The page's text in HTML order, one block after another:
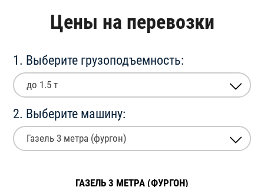
Цены на перевозки
1. Выберите грузоподъемность:
до 1.5 т
2. Выберите машину:
Газель 3 метра (фургон)
ГАЗЕЛЬ 3 МЕТРА (ФУРГОН)